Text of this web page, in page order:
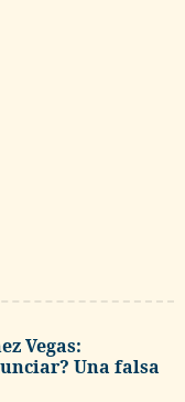
Vegas:
Una falsa